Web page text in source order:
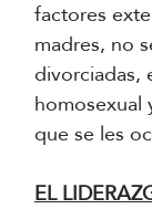
factores
madres, no
divorciadas,
homosexual
que se les
EL